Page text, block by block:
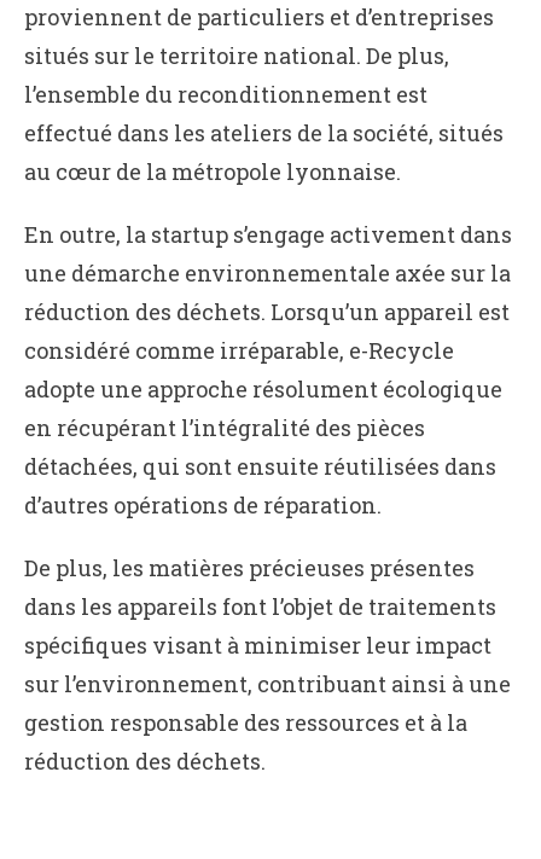
proviennent de particuliers et d’entreprises
situés sur le territoire national. De plus,
l’ensemble du reconditionnement est
effectué dans les ateliers de la société, situés
au cœur de la métropole lyonnaise.
En outre, la startup s’engage activement dans
une démarche environnementale axée sur la
réduction des déchets. Lorsqu’un appareil est
considéré comme irréparable, e-Recycle
adopte une approche résolument écologique
en récupérant l’intégralité des pièces
détachées, qui sont ensuite réutilisées dans
d’autres opérations de réparation.
De plus, les matières précieuses présentes
dans les appareils font l’objet de traitements
spécifiques visant à minimiser leur impact
sur l’environnement, contribuant ainsi à une
gestion responsable des ressources et à la
réduction des déchets.